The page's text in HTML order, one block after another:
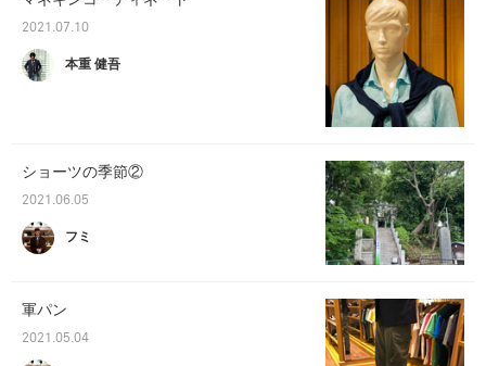
2021.07.10
本重 健吾
ショーツの季節②
2021.06.05
フミ
軍パン
2021.05.04